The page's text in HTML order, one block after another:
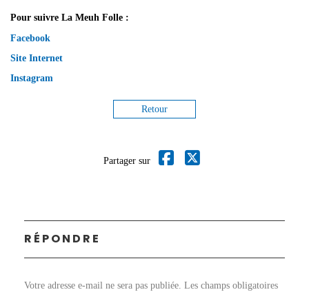
Pour suivre La Meuh Folle :
Facebook
Site Internet
Instagram
Retour
Partager sur
RÉPONDRE
Votre adresse e-mail ne sera pas publiée. Les champs obligatoires